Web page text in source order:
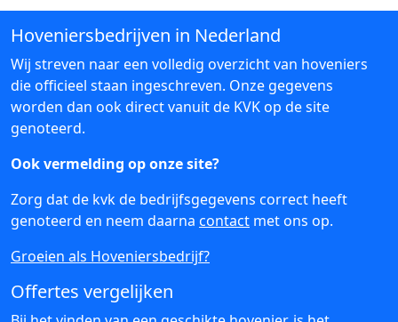
Hoveniersbedrijven in Nederland
Wij streven naar een volledig overzicht van hoveniers
die officieel staan ingeschreven. Onze gegevens
worden dan ook direct vanuit de KVK op de site
genoteerd.
Ook vermelding op onze site?
Zorg dat de kvk de bedrijfsgegevens correct heeft
genoteerd en neem daarna contact met ons op.
Groeien als Hoveniersbedrijf?
Offertes vergelijken